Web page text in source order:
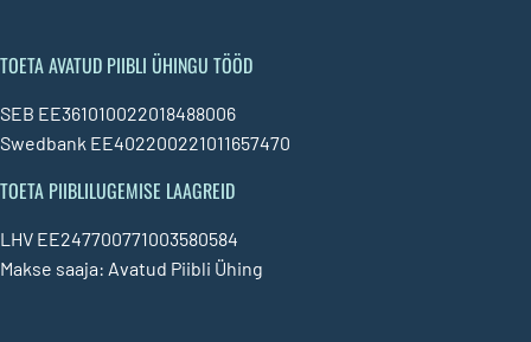
TOETA AVATUD PIIBLI ÜHINGU TÖÖD
SEB EE361010022018488006
Swedbank EE402200221011657470
TOETA PIIBLILUGEMISE LAAGREID
LHV EE247700771003580584
Makse saaja: Avatud Piibli Ühing